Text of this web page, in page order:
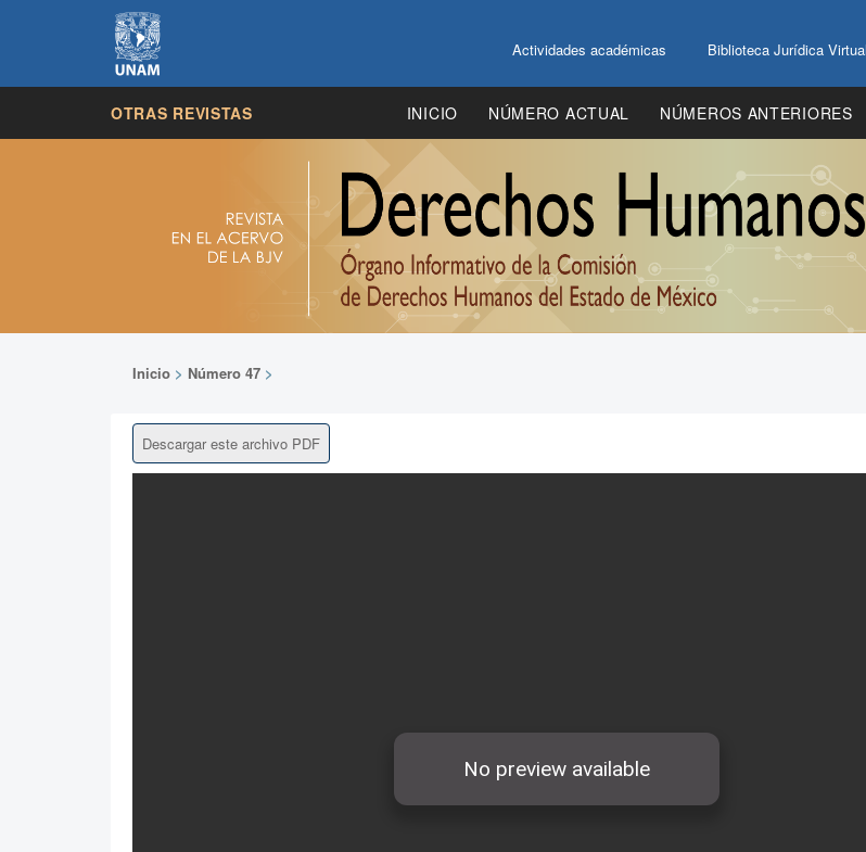
Actividades académicas Biblioteca Jurídica Virtual
OTRAS REVISTAS INICIO NÚMERO ACTUAL NÚMEROS ANTERIORES
Inicio > Número 47 >
Descargar este archivo PDF